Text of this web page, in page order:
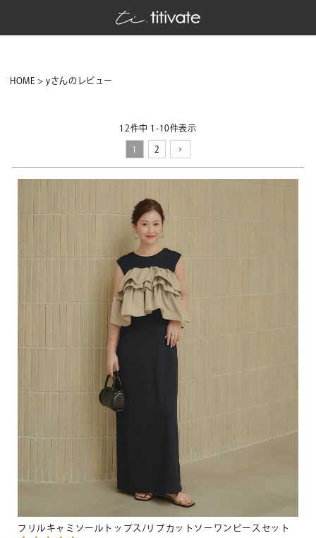
HOME yさんのレビュー
12件中 1 -10件表示
1 2
フリルキャミソールトップス/リブカットソーワンピースセット